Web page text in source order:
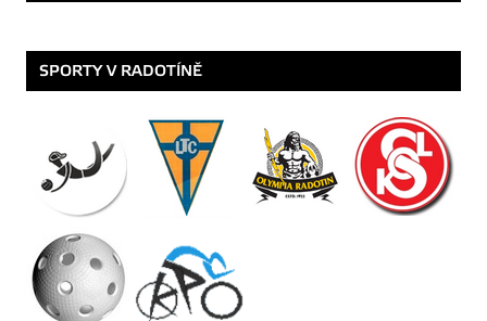
SPORTY V RADOTÍNĚ